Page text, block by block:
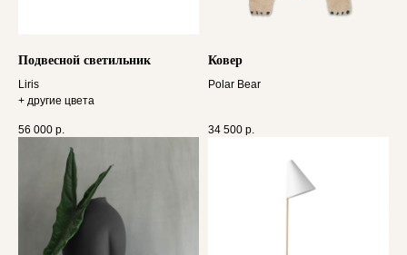
Подвесной светильник
Liris
+ другие цвета
56 000 р.
Ковер
Polar Bear
34 500 р.